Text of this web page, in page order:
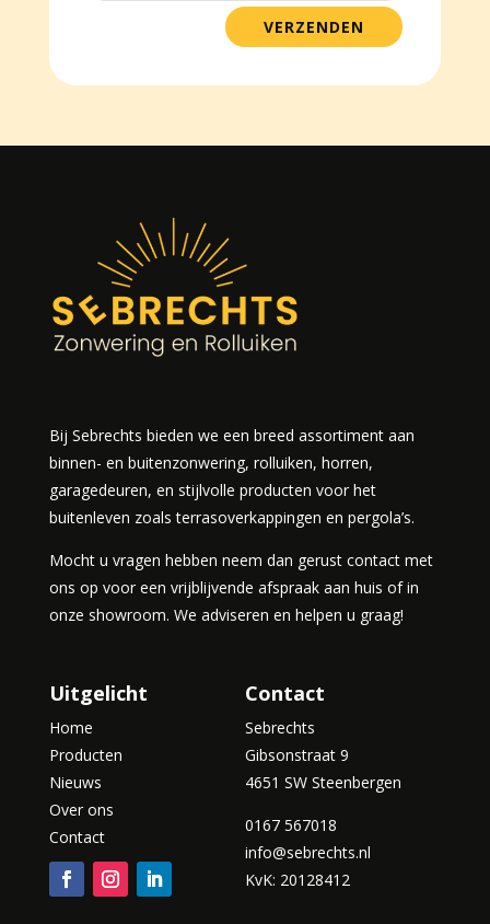
VERZENDEN
Bij Sebrechts bieden we een breed assortiment aan
binnen- en buitenzonwering, rolluiken, horren,
garagedeuren, en stijlvolle producten voor het
buitenleven zoals terrasoverkappingen en pergola’s.
Mocht u vragen hebben neem dan gerust contact met
ons op voor een vrijblijvende afspraak aan huis of in
onze showroom. We adviseren en helpen u graag!
Uitgelicht
Home
Producten
Nieuws
Over ons
Contact
Contact
Sebrechts
Gibsonstraat 9
4651 SW Steenbergen
0167 567018
info@sebrechts.nl
KvK: 20128412